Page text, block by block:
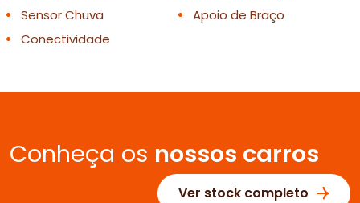
Sensor Chuva
Apoio de Braço
Conectividade
Conheça os nossos carros
Ver stock completo